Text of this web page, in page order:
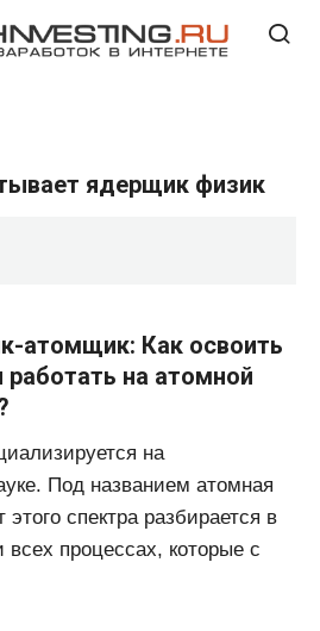
ядерщик физик
атомщик: Как освоить
работать на атомной
на
Под названием атомная
спектра разбирается в
процессах, которые с